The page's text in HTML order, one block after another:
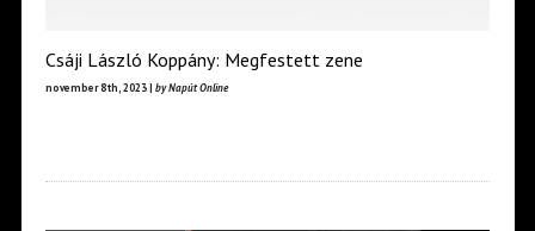
Csáji László Koppány: Megfestett zene
november 8th, 2023 | by Napút Online